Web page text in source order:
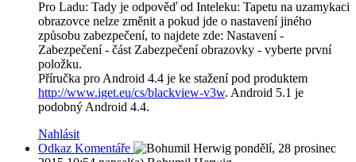
Pro Ladu: Tady je odpověď od Inteleku: Tapetu na uzamykaci
obrazovce nelze změnit a pokud jde o nastavení jiného
způsobu zabezpečení, to najdete zde: Nastavení -
Zabezpečení - část Zabezpečení obrazovky - vyberte první
položku.
Příručka pro Android 4.4 je ke stažení pod produktem
http://www.iget.eu/cs/blackview-v3w. Android 5.1 je
podobný Android 4.4.
Nahlásit
Odkaz Komentáře
pondělí, 28 prosinec